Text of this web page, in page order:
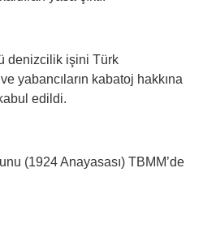
denizcilik işini Türk
yabancıların kabatoj hakkına
edildi.
(1924 Anayasası) TBMM’de